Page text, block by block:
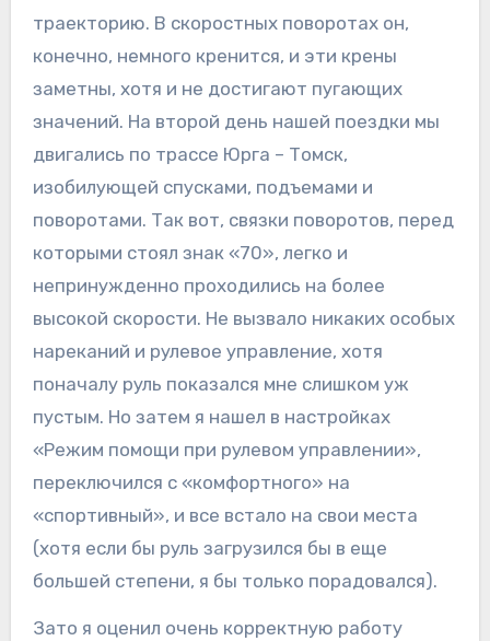
траекторию. В скоростных поворотах он,
конечно, немного кренится, и эти крены
заметны, хотя и не достигают пугающих
значений. На второй день нашей поездки мы
двигались по трассе Юрга – Томск,
изобилующей спусками, подъемами и
поворотами. Так вот, связки поворотов, перед
которыми стоял знак «70», легко и
непринужденно проходились на более
высокой скорости. Не вызвало никаких особых
нареканий и рулевое управление, хотя
поначалу руль показался мне слишком уж
пустым. Но затем я нашел в настройках
«Режим помощи при рулевом управлении»,
переключился с «комфортного» на
«спортивный», и все встало на свои места
(хотя если бы руль загрузился бы в еще
большей степени, я бы только порадовался).
Зато я оценил очень корректную работу